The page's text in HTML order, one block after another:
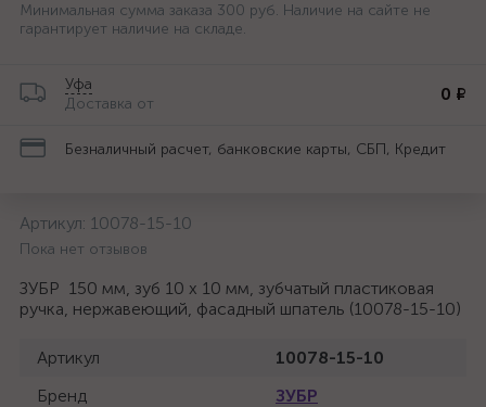
Минимальная сумма заказа 300 руб. Наличие на сайте не
гарантирует наличие на складе.
Уфа
Доставка от
0 ₽
Безналичный расчет, банковские карты, СБП, Кредит
Артикул: 10078-15-10
Пока нет отзывов
ЗУБР 150 мм, зуб 10 х 10 мм, зубчатый пластиковая
ручка, нержавеющий, фасадный шпатель (10078-15-10)
Артикул
10078-15-10
Бренд
ЗУБР